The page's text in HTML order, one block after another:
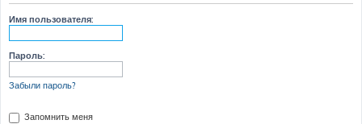
Имя пользователя:
Пароль:
Забыли пароль?
Запомнить меня